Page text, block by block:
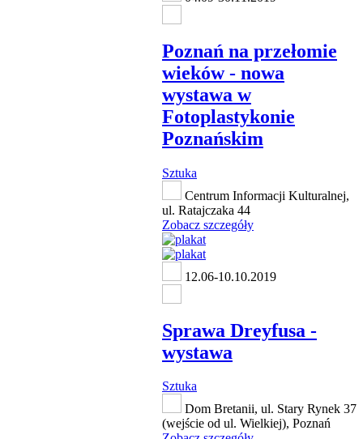
Poznań na przełomie
wieków - nowa
wystawa w
Fotoplastykonie
Poznańskim
Sztuka
Centrum Informacji Kulturalnej,
ul. Ratajczaka 44
Zobacz szczegóły
12.06-10.10.2019
Sprawa Dreyfusa -
wystawa
Sztuka
Dom Bretanii, ul. Stary Rynek 37
(wejście od ul. Wielkiej), Poznań